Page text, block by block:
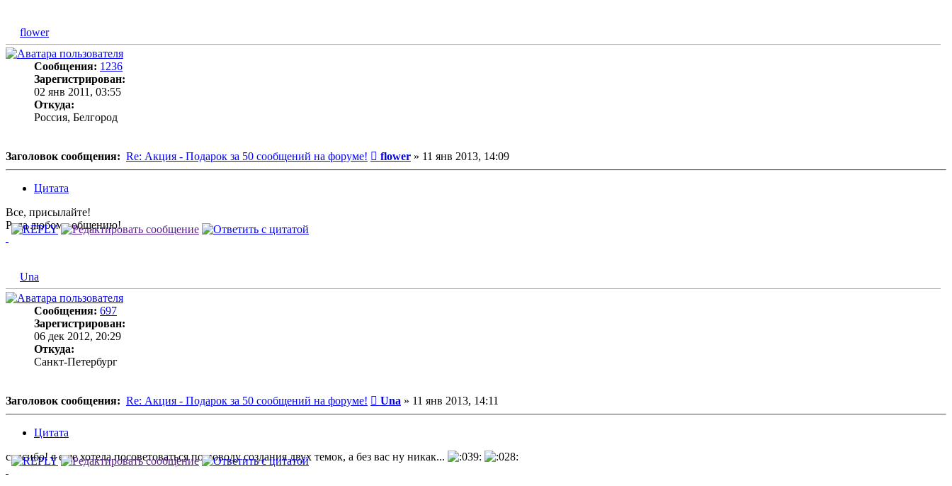
flower
Сообщения: 1236
Зарегистрирован:
02 янв 2011, 03:55
Откуда:
Россия, Белгород
Заголовок сообщения: Re: Акция - Подарок за 50 сообщений на форуме! Сообщение
flower » 11 янв 2013, 14:09
Цитата
Все, присылайте!
Рада любому общению!
Una
Сообщения: 697
Зарегистрирован:
06 дек 2012, 20:29
Откуда:
Санкт-Петербург
Заголовок сообщения: Re: Акция - Подарок за 50 сообщений на форуме! Сообщение
Una » 11 янв 2013, 14:11
Цитата
спасибо! я еще хотела посоветоваться по поводу создания двух темок, а без вас ну никак...